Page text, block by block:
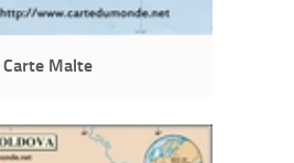
Carte Malte